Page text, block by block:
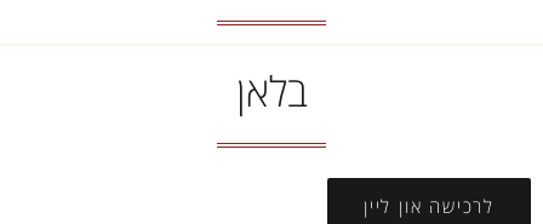
בלאן
לרכישה און ליין